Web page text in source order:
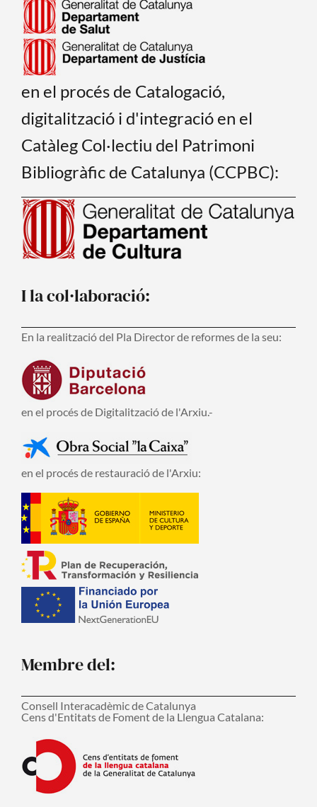
en el procés de Catalogació,
digitalització i d'integració en el
Catàleg Col·lectiu del Patrimoni
Bibliogràfic de Catalunya (CCPBC):
I la col·laboració:
En la realització del Pla Director de reformes de la seu:
en el procés de Digitalització de l'Arxiu.-
en el procés de restauració de l'Arxiu:
Membre del:
Consell Interacadèmic de Catalunya
Cens d'Entitats de Foment de la Llengua Catalana: